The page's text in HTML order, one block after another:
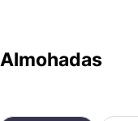
Almohadas